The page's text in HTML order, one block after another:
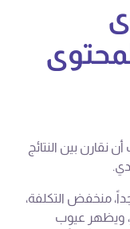
نقارن بين النتائج
منخفض التكلفة،
ويظهر عيوب